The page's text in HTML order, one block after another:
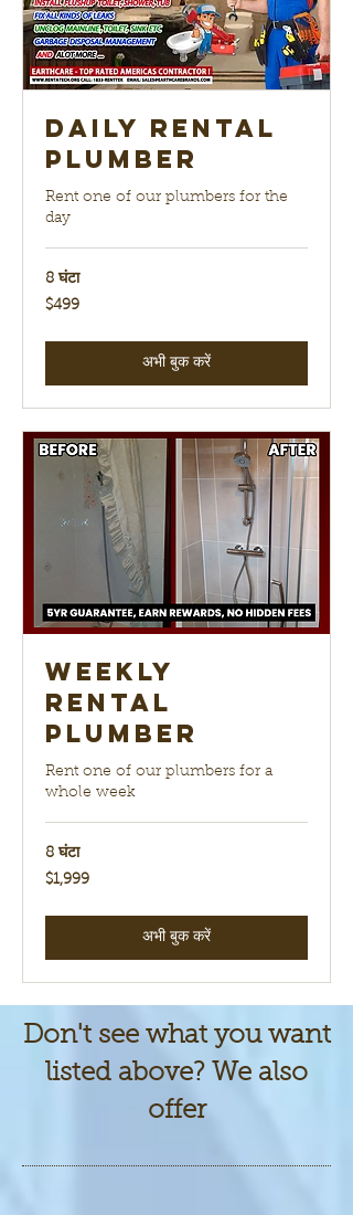
Daily Rental
Plumber
Rent one of our plumbers for the
day
8 घंटा
499
यूएस
$499
अभी बुक करें
Weekly
Rental
Plumber
Rent one of our plumbers for a
whole week
8 घंटा
1,999
यूएस
$1,999
अभी बुक करें
Don't see what you want
listed above? We also
offer